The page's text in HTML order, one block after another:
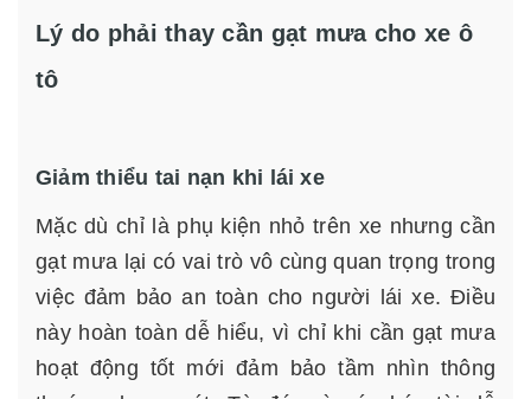
Lý do phải thay cần gạt mưa cho xe ô
tô
Giảm thiểu tai nạn khi lái xe
Mặc dù chỉ là phụ kiện nhỏ trên xe nhưng cần
gạt mưa lại có vai trò vô cùng quan trọng trong
việc đảm bảo an toàn cho người lái xe. Điều
này hoàn toàn dễ hiểu, vì chỉ khi cần gạt mưa
hoạt động tốt mới đảm bảo tầm nhìn thông